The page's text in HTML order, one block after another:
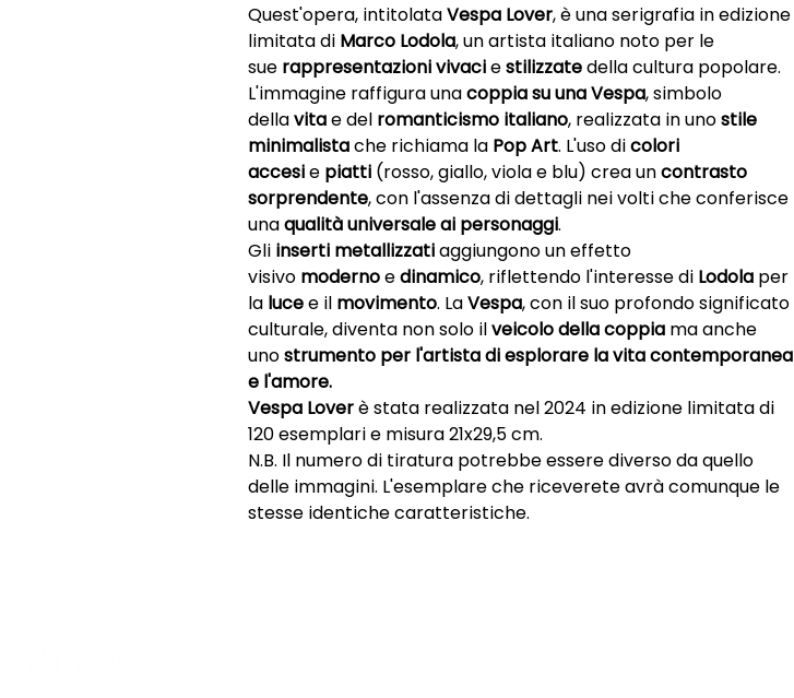
Quest'opera, intitolataVespa Lover, è una serigrafia in edizione
limitata di Marco Lodola, un artista italiano noto per le
sue rappresentazioni vivaciestilizzatedella cultura popolare.
L'immagine raffigura unacoppia su una Vespa, simbolo
dellavitae del romanticismo italiano, realizzata in unostile
minimalistache richiama la Pop Art. L'uso dicolori
accesie piatti (rosso, giallo, viola e blu) crea uncontrasto
sorprendente, con l'assenza di dettagli nei volti che conferisce
unaqualità universale ai personaggi.
Gli inserti metallizzatiaggiungono un effetto
visivo modernoedinamico, riflettendo l'interesse di Lodola per
la lucee il movimento. LaVespa, con il suo profondo significato
culturale, diventa non solo ilveicolo della coppia ma anche
unostrumento per l'artista di esplorare la vita contemporanea
e l'amore.
Vespa Loverè stata realizzata nel 2024 in edizione limitata di
120 esemplari e misura 21x29,5 cm.
N.B. Il numero di tiratura potrebbe essere diverso da quello
delle immagini. L'esemplare che riceverete avrà comunque le
stesse identiche caratteristiche.